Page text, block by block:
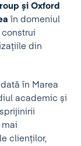
și Oxford
în domeniul
construi
din
în Marea
academic și
clienților,